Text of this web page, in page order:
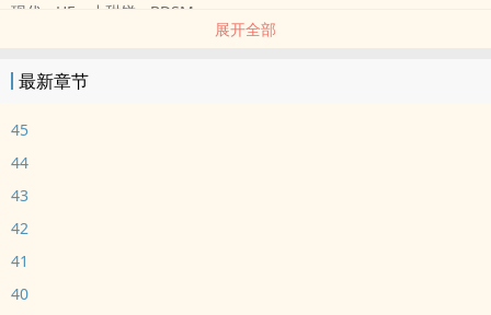
现代 - HE - 小甜饼 - BDSM
很多人问林木，为什幺这幺喜欢褚庭。
为人温柔和善，在圈子里处世圆滑玲珑，从不争名夺利，不计较钱财
资源。
林木从前只是深海豢养的一只鸟，但后来他从笼子里飞出去了。
他知道自己其实该恨褚庭，他知道深海的掌权者是谁，知道罪魁祸首
是谁，知道幕后主使是谁。
但他那天在大雨里远远看了一眼褚庭，就再也忘不掉了。
他想要再被豢养一次。
展开全部
最新章节
45
44
43
42
41
40